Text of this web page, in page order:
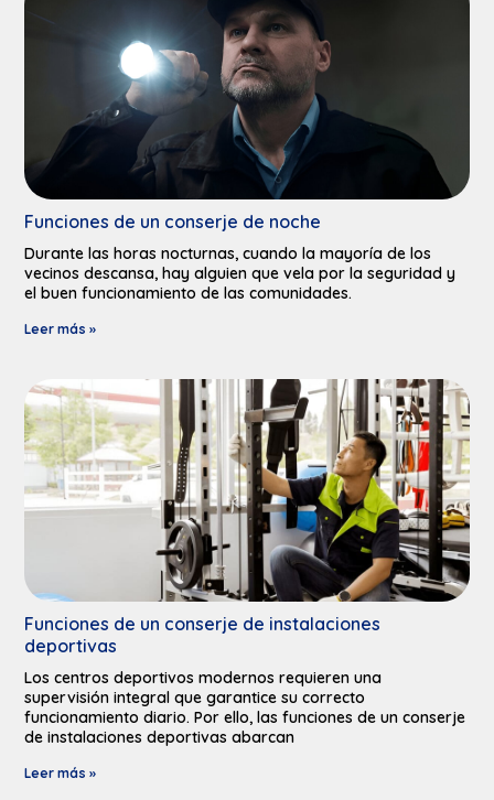
Funciones de un conserje de noche
Durante las horas nocturnas, cuando la mayoría de los
vecinos descansa, hay alguien que vela por la seguridad y
el buen funcionamiento de las comunidades.
Leer más »
Funciones de un conserje de instalaciones
deportivas​
Los centros deportivos modernos requieren una
supervisión integral que garantice su correcto
funcionamiento diario. Por ello, las funciones de un conserje
de instalaciones deportivas abarcan
Leer más »